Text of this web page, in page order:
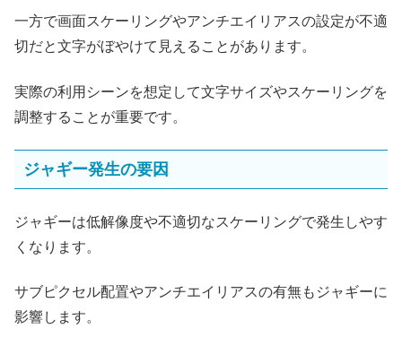
一方で画面スケーリングやアンチエイリアスの設定が不適
切だと文字がぼやけて見えることがあります。
実際の利用シーンを想定して文字サイズやスケーリングを
調整することが重要です。
ジャギー発生の要因
ジャギーは低解像度や不適切なスケーリングで発生しやす
くなります。
サブピクセル配置やアンチエイリアスの有無もジャギーに
影響します。